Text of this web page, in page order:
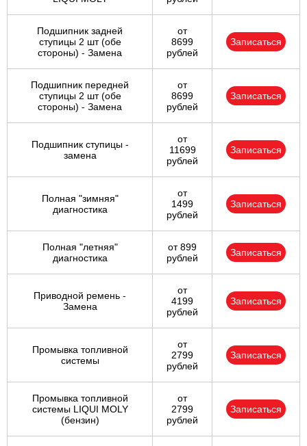
Подшипник задней
ступицы 2 шт (обе
стороны) - Замена
от
8699
рублей
Записаться
Подшипник передней
ступицы 2 шт (обе
стороны) - Замена
от
8699
рублей
Записаться
Подшипник ступицы -
замена
от
11699
рублей
Записаться
Полная "зимняя"
диагностика
от
1499
рублей
Записаться
Полная "летняя"
диагностика
от 899
рублей
Записаться
Приводной ремень -
Замена
от
4199
рублей
Записаться
Промывка топливной
системы
от
2799
рублей
Записаться
Промывка топливной
системы LIQUI MOLY
(бензин)
от
2799
рублей
Записаться